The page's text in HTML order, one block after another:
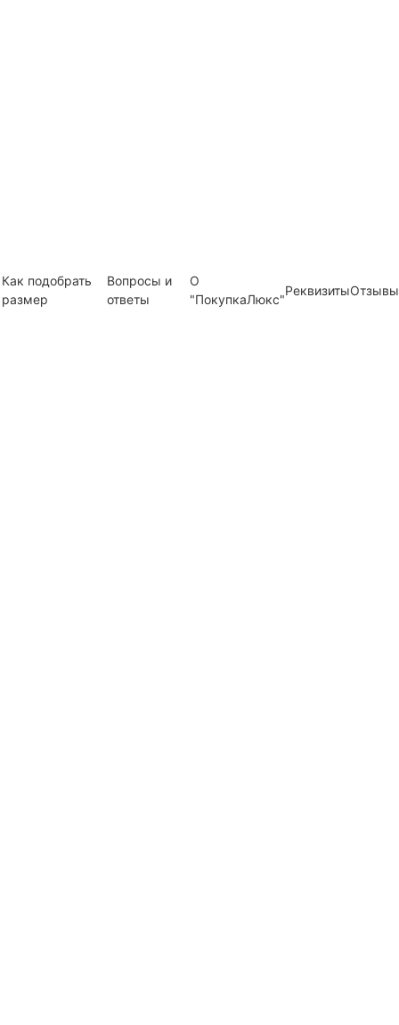
Как подобрать
размер
Вопросы и
ответы
О
"ПокупкаЛюкс"
РеквизитыОтзывы